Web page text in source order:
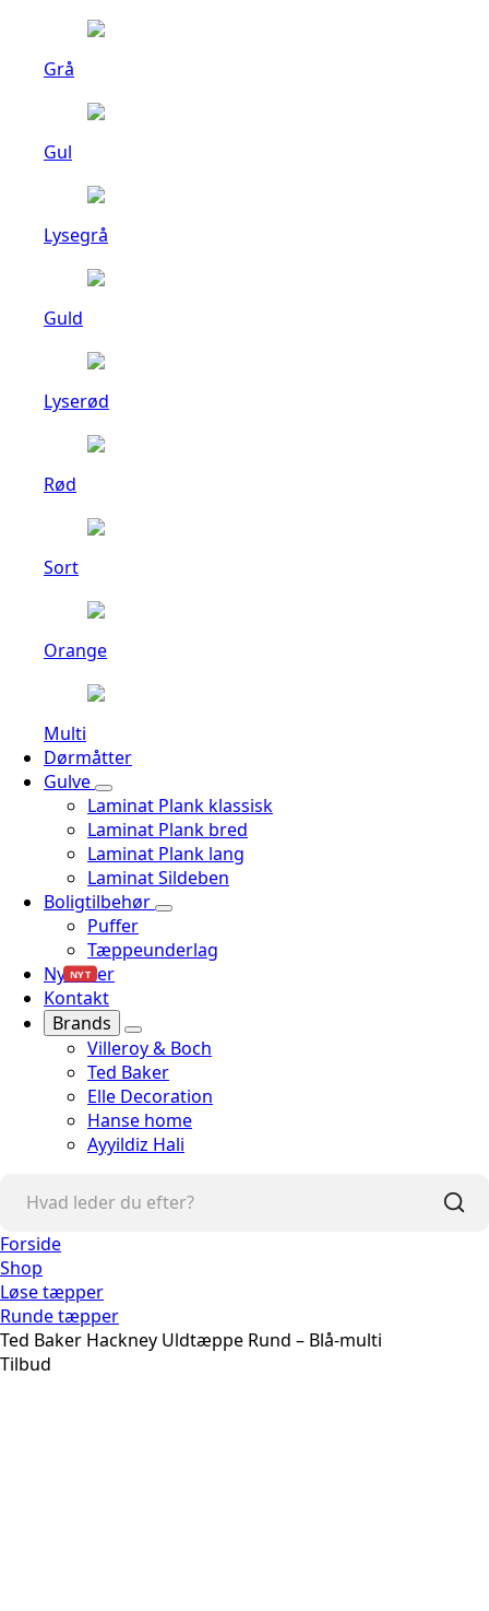
Grå
Gul
Lysegrå
Guld
Lyserød
Rød
Sort
Orange
Multi
Dørmåtter
Gulve
Laminat Plank klassisk
Laminat Plank bred
Laminat Plank lang
Laminat Sildeben
Boligtilbehør
Puffer
Tæppeunderlag
Nyheder
NYT
Kontakt
Brands
Villeroy & Boch
Ted Baker
Elle Decoration
Hanse home
Ayyildiz Hali
Forside
Shop
Løse tæpper
Runde tæpper
Ted Baker Hackney Uldtæppe Rund – Blå-multi
Tilbud